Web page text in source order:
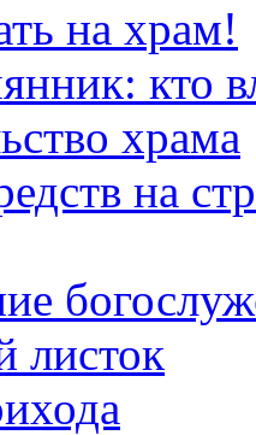
на храм!
кто
храма
на
листок